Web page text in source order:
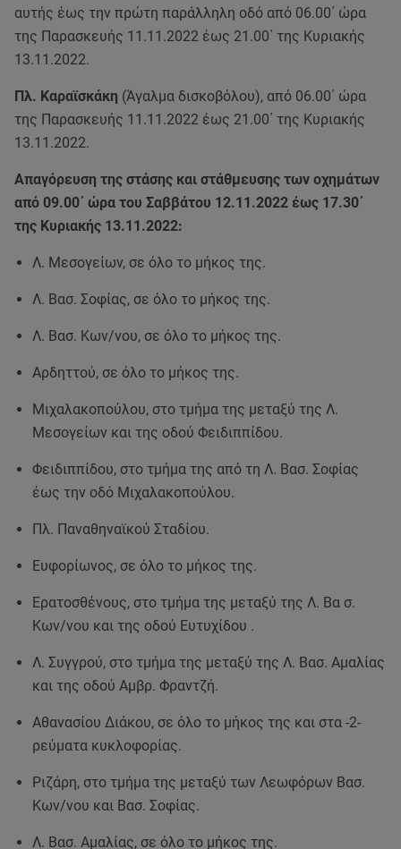
αυτής έως την πρώτη παράλληλη οδό από 06.00΄ ώρα
της Παρασκευής 11.11.2022 έως 21.00΄ της Κυριακής
13.11.2022.
Πλ. Καραϊσκάκη (Άγαλμα δισκοβόλου), από 06.00΄ ώρα
της Παρασκευής 11.11.2022 έως 21.00΄ της Κυριακής
13.11.2022.
Απαγόρευση της στάσης και στάθμευσης των οχημάτων
από 09.00΄ ώρα του Σαββάτου 12.11.2022 έως 17.30΄
της Κυριακής 13.11.2022:
Λ. Μεσογείων, σε όλο το μήκος της.
Λ. Βασ. Σοφίας, σε όλο το μήκος της.
Λ. Βασ. Κων/νου, σε όλο το μήκος της.
Αρδηττού, σε όλο το μήκος της.
Μιχαλακοπούλου, στο τμήμα της μεταξύ της Λ.
Μεσογείων και της οδού Φειδιππίδου.
Φειδιππίδου, στο τμήμα της από τη Λ. Βασ. Σοφίας
έως την οδό Μιχαλακοπούλου.
Πλ. Παναθηναϊκού Σταδίου.
Ευφορίωνος, σε όλο το μήκος της.
Ερατοσθένους, στο τμήμα της μεταξύ της Λ. Βα σ.
Κων/νου και της οδού Ευτυχίδου .
Λ. Συγγρού, στο τμήμα της μεταξύ της Λ. Βασ. Αμαλίας
και της οδού Αμβρ. Φραντζή.
Αθανασίου Διάκου, σε όλο το μήκος της και στα -2-
ρεύματα κυκλοφορίας.
Ριζάρη, στο τμήμα της μεταξύ των Λεωφόρων Βασ.
Κων/νου και Βασ. Σοφίας.
Λ. Βασ. Αμαλίας, σε όλο το μήκος της.